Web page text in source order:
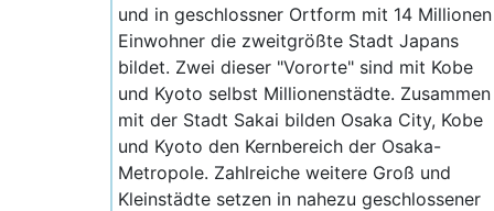
und in geschlossner Ortform mit 14 Millionen
Einwohner die zweitgrößte Stadt Japans
bildet. Zwei dieser "Vororte" sind mit Kobe
und Kyoto selbst Millionenstädte. Zusammen
mit der Stadt Sakai bilden Osaka City, Kobe
und Kyoto den Kernbereich der Osaka-
Metropole. Zahlreiche weitere Groß und
Kleinstädte setzen in nahezu geschlossener